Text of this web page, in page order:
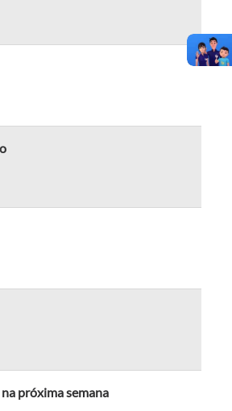
próxima semana